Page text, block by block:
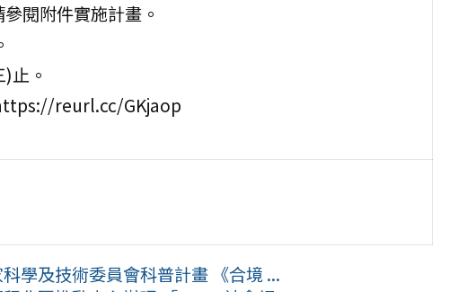
閱附件實施計畫。
止。
https://reurl.cc/GKjaop
學及技術委員會科普計畫 《合境 ...